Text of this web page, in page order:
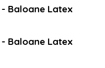
Baloane Latex
Baloane Latex